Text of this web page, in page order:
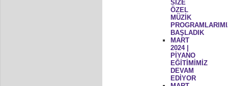
SİZE
ÖZEL
MÜZİK
BAŞLADIK
MART
2024 |
PİYANO
EĞİTİMİMİZ
DEVAM
EDİYOR